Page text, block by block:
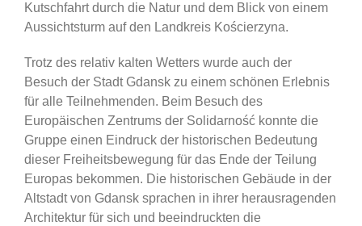
Kutschfahrt durch die Natur und dem Blick von einem
Aussichtsturm auf den Landkreis Kościerzyna.
Trotz des relativ kalten Wetters wurde auch der
Besuch der Stadt Gdansk zu einem schönen Erlebnis
für alle Teilnehmenden. Beim Besuch des
Europäischen Zentrums der Solidarność konnte die
Gruppe einen Eindruck der historischen Bedeutung
dieser Freiheitsbewegung für das Ende der Teilung
Europas bekommen. Die historischen Gebäude in der
Altstadt von Gdansk sprachen in ihrer herausragenden
Architektur für sich und beeindruckten die